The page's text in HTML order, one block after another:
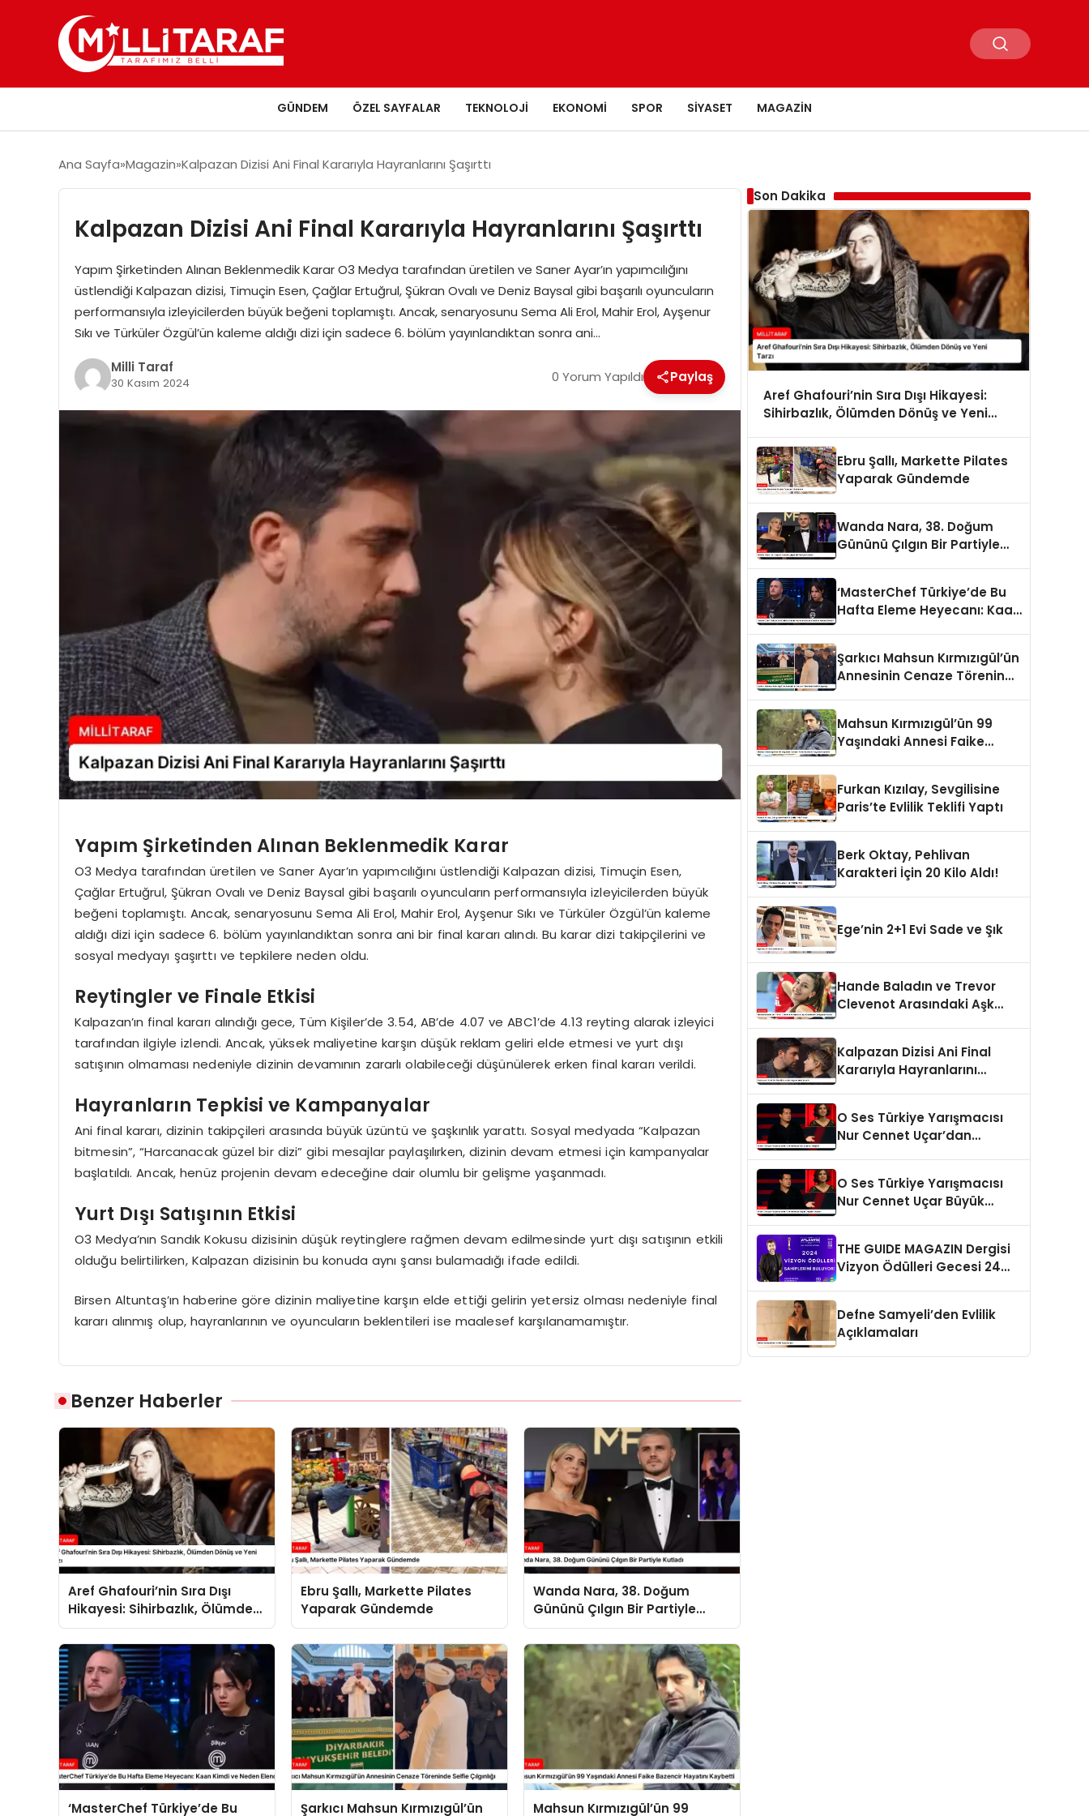
GÜNDEM ÖZEL SAYFALAR TEKNOLOJI EKONOMI SPOR SIYASET MAGAZIN
Ana Sayfa Magazin Kalpazan Dizisi Ani Final Kararıyla Hayranlarını Şaşırttı
Kalpazan Dizisi Ani Final Kararıyla Hayranlarını Şaşırttı
Yapım Şirketinden Alınan Beklenmedik Karar O3 Medya tarafından üretilen ve Saner Ayar’ın yapımcılığını
üstlendiği Kalpazan dizisi, Timuçin Esen, Çağlar Ertuğrul, Şükran Ovalı ve Deniz Baysal gibi başarılı oyuncuların
performansıyla izleyicilerden büyük beğeni toplamıştı. Ancak, senaryosunu Sema Ali Erol, Mahir Erol, Ayşenur
Sıkı ve Türküler Özgül’ün kaleme aldığı dizi için sadece 6. bölüm yayınlandıktan sonra ani…
Milli Taraf
30 Kasım 2024 0 Yorum Yapıldı Paylaş
Yapım Şirketinden Alınan Beklenmedik Karar
O3 Medya tarafından üretilen ve Saner Ayar’ın yapımcılığını üstlendiği Kalpazan dizisi, Timuçin Esen,
Çağlar Ertuğrul, Şükran Ovalı ve Deniz Baysal gibi başarılı oyuncuların performansıyla izleyicilerden büyük
beğeni toplamıştı. Ancak, senaryosunu Sema Ali Erol, Mahir Erol, Ayşenur Sıkı ve Türküler Özgül’ün kaleme
aldığı dizi için sadece 6. bölüm yayınlandıktan sonra ani bir final kararı alındı. Bu karar dizi takipçilerini ve
sosyal medyayı şaşırttı ve tepkilere neden oldu.
Reytingler ve Finale Etkisi
Kalpazan’ın final kararı alındığı gece, Tüm Kişiler’de 3.54, AB’de 4.07 ve ABC1’de 4.13 reyting alarak izleyici
tarafından ilgiyle izlendi. Ancak, yüksek maliyetine karşın düşük reklam geliri elde etmesi ve yurt dışı
satışının olmaması nedeniyle dizinin devamının zararlı olabileceği düşünülerek erken final kararı verildi.
Hayranların Tepkisi ve Kampanyalar
Ani final kararı, dizinin takipçileri arasında büyük üzüntü ve şaşkınlık yarattı. Sosyal medyada “Kalpazan
bitmesin”, “Harcanacak güzel bir dizi” gibi mesajlar paylaşılırken, dizinin devam etmesi için kampanyalar
başlatıldı. Ancak, henüz projenin devam edeceğine dair olumlu bir gelişme yaşanmadı.
Yurt Dışı Satışının Etkisi
O3 Medya’nın Sandık Kokusu dizisinin düşük reytinglere rağmen devam edilmesinde yurt dışı satışının etkili
olduğu belirtilirken, Kalpazan dizisinin bu konuda aynı şansı bulamadığı ifade edildi.
Birsen Altuntaş’ın haberine göre dizinin maliyetine karşın elde ettiği gelirin yetersiz olması nedeniyle final
kararı alınmış olup, hayranlarının ve oyuncuların beklentileri ise maalesef karşılanamamıştır.
Benzer Haberler
Aref Ghafouri’nin Sıra Dışı
Hikayesi: Sihirbazlık, Ölümden
Dönüş ve Yeni Tarzı
Ebru Şallı, Markette Pilates
Yaparak Gündemde
Wanda Nara, 38. Doğum
Gününü Çılgın Bir Partiyle
Kutladı
‘MasterChef Türkiye’de Bu Şarkıcı Mahsun Kırmızıgül’ün Mahsun Kırmızıgül’ün 99
Son Dakika
Aref Ghafouri’nin Sıra Dışı Hikayesi:
Sihirbazlık, Ölümden Dönüş ve Yeni
Ebru Şallı, Markette Pilates
Yaparak Gündemde
Wanda Nara, 38. Doğum
Gününü Çılgın Bir Partiyle
‘MasterChef Türkiye’de Bu
Hafta Eleme Heyecanı: Kaan
Şarkıcı Mahsun Kırmızıgül’ün
Annesinin Cenaze Töreninde
Mahsun Kırmızıgül’ün 99
Yaşındaki Annesi Faike
Furkan Kızılay, Sevgilisine
Paris’te Evlilik Teklifi Yaptı
Berk Oktay, Pehlivan
Karakteri İçin 20 Kilo Aldı!
Ege’nin 2+1 Evi Sade ve Şık
Hande Baladın ve Trevor
Clevenot Arasındaki Aşk
Kalpazan Dizisi Ani Final
Kararıyla Hayranlarını
O Ses Türkiye Yarışmacısı
Nur Cennet Uçar’dan
O Ses Türkiye Yarışmacısı
Nur Cennet Uçar Büyük
THE GUIDE MAGAZIN Dergisi
Vizyon Ödülleri Gecesi 24
Defne Samyeli’den Evlilik
Açıklamaları